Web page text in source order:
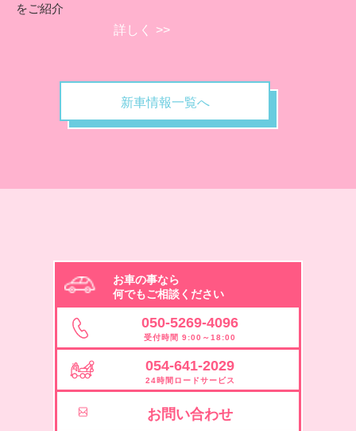
をご紹介
詳しく
>>
新車情報一覧へ
お車の事なら
何でもご相談ください
050-5269-4096
受付時間 9:00～18:00
054-641-2029
24時間ロードサービス
お問い合わせ